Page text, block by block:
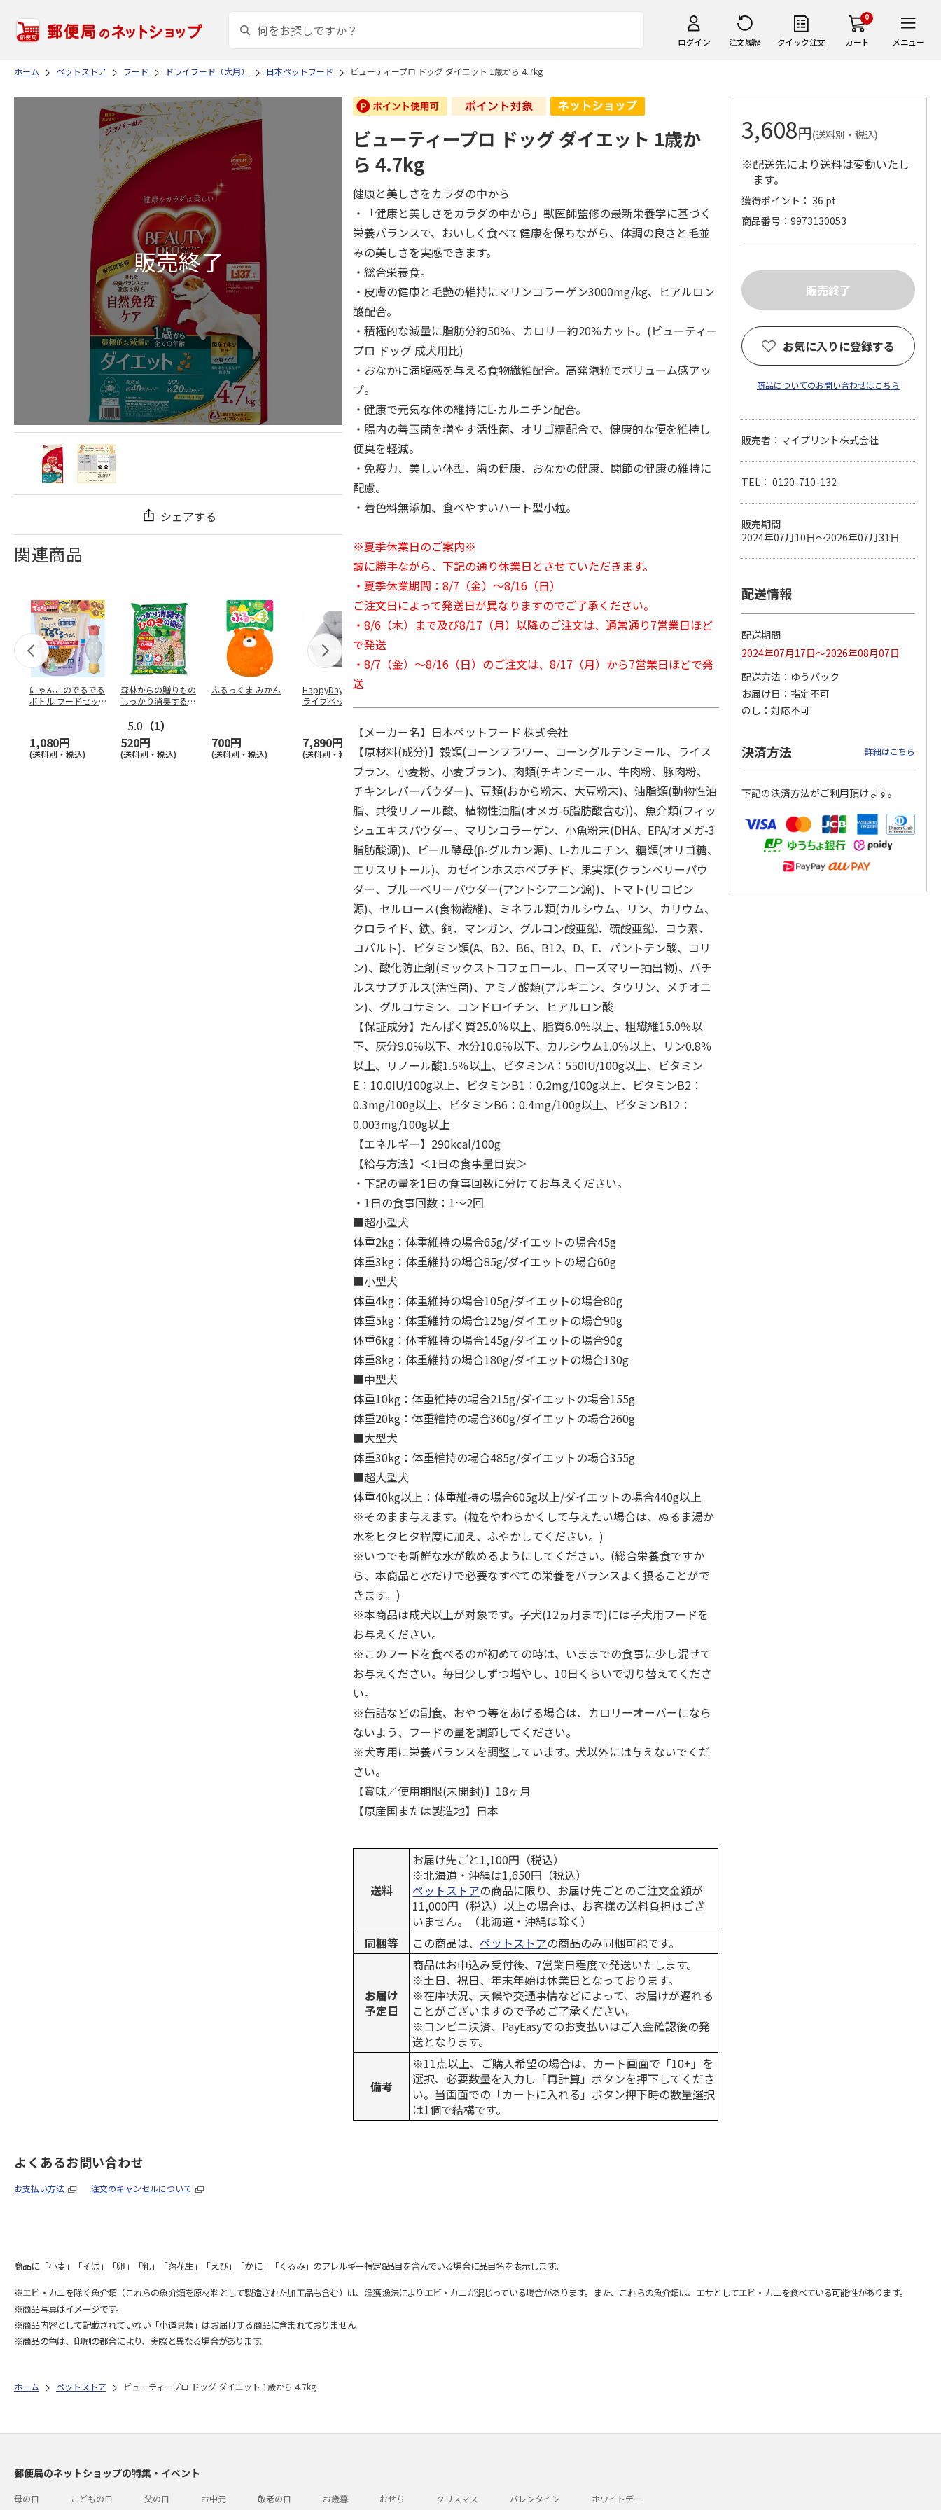
ログイン 注文履歴 クイック注文
0
カート メニュー
ホーム ペットストア フード ドライフード（犬用） 日本ペットフード ビューティープロ ドッグ ダイエット 1歳から 4.7kg
シェアする
関連商品
にゃんこのでるでる
ボトル フードセッ
1,080円
(送料別・税込)
森林からの贈りもの
しっかり消臭するひ
5.0 （1）
520円
(送料別・税込)
ふるっくま みかん
700円
(送料別・税込)
HappyDays 2wayド
ライブベッド グレ
7,890円
(送料別・税込)
イレ ナチュラルグ
1,550円
(送料別・税込)
ンド 4L
1,320円
(送料別・税込)
ぐるぐるボーン型 S
470円
(送料別・税込)
こ用 まぐろ・かつ
(送料別・税込)
ペット線香 虹のか
なた フルーティフ
ローラルの香り
590円
(送料別・税込) (送料別・税込)
ビューティープロ ドッグ ダイエット 1歳か
ら 4.7kg
健康と美しさをカラダの中から
・「健康と美しさをカラダの中から」獣医師監修の最新栄養学に基づく
栄養バランスで、おいしく食べて健康を保ちながら、体調の良さと毛並
みの美しさを実感できます。
・総合栄養食。
・皮膚の健康と毛艶の維持にマリンコラーゲン3000mg/kg、ヒアルロン
酸配合。
・積極的な減量に脂肪分約50％、カロリー約20％カット。(ビューティー
プロ ドッグ 成犬用比)
・おなかに満腹感を与える食物繊維配合。高発泡粒でボリューム感アッ
プ。
・健康で元気な体の維持にL-カルニチン配合。
・腸内の善玉菌を増やす活性菌、オリゴ糖配合で、健康的な便を維持し
便臭を軽減。
・免疫力、美しい体型、歯の健康、おなかの健康、関節の健康の維持に
配慮。
・着色料無添加、食べやすいハート型小粒。
※夏季休業日のご案内※
誠に勝手ながら、下記の通り休業日とさせていただきます。
・夏季休業期間：8/7（金）～8/16（日）
ご注文日によって発送日が異なりますのでご了承ください。
・8/6（木）まで及び8/17（月）以降のご注文は、通常通り7営業日ほど
で発送
・8/7（金）～8/16（日）のご注文は、8/17（月）から7営業日ほどで発
送
【メーカー名】日本ペットフード 株式会社
【原材料(成分)】穀類(コーンフラワー、コーングルテンミール、ライス
ブラン、小麦粉、小麦ブラン)、肉類(チキンミール、牛肉粉、豚肉粉、
チキンレバーパウダー)、豆類(おから粉末、大豆粉末)、油脂類(動物性油
脂、共役リノール酸、植物性油脂(オメガ-6脂肪酸含む))、魚介類(フィッ
シュエキスパウダー、マリンコラーゲン、小魚粉末(DHA、EPA/オメガ-3
脂肪酸源))、ビール酵母(β-グルカン源)、L-カルニチン、糖類(オリゴ糖、
エリスリトール)、カゼインホスホペプチド、果実類(クランベリーパウ
ダー、ブルーベリーパウダー(アントシアニン源))、トマト(リコピン
源)、セルロース(食物繊維)、ミネラル類(カルシウム、リン、カリウム、
クロライド、鉄、銅、マンガン、グルコン酸亜鉛、硫酸亜鉛、ヨウ素、
コバルト)、ビタミン類(A、B2、B6、B12、D、E、パントテン酸、コリ
ン)、酸化防止剤(ミックストコフェロール、ローズマリー抽出物)、バチ
ルスサブチルス(活性菌)、アミノ酸類(アルギニン、タウリン、メチオニ
ン)、グルコサミン、コンドロイチン、ヒアルロン酸
【保証成分】たんぱく質25.0％以上、脂質6.0％以上、粗繊維15.0％以
下、灰分9.0％以下、水分10.0％以下、カルシウム1.0％以上、リン0.8％
以上、リノール酸1.5％以上、ビタミンA：550IU/100g以上、ビタミン
E：10.0IU/100g以上、ビタミンB1：0.2mg/100g以上、ビタミンB2：
0.3mg/100g以上、ビタミンB6：0.4mg/100g以上、ビタミンB12：
0.003mg/100g以上
【エネルギー】290kcal/100g
【給与方法】＜1日の食事量目安＞
・下記の量を1日の食事回数に分けてお与えください。
・1日の食事回数：1～2回
■超小型犬
体重2kg：体重維持の場合65g/ダイエットの場合45g
体重3kg：体重維持の場合85g/ダイエットの場合60g
■小型犬
体重4kg：体重維持の場合105g/ダイエットの場合80g
体重5kg：体重維持の場合125g/ダイエットの場合90g
体重6kg：体重維持の場合145g/ダイエットの場合90g
体重8kg：体重維持の場合180g/ダイエットの場合130g
■中型犬
体重10kg：体重維持の場合215g/ダイエットの場合155g
体重20kg：体重維持の場合360g/ダイエットの場合260g
■大型犬
体重30kg：体重維持の場合485g/ダイエットの場合355g
■超大型犬
体重40kg以上：体重維持の場合605g以上/ダイエットの場合440g以上
※そのまま与えます。(粒をやわらかくして与えたい場合は、ぬるま湯か
水をヒタヒタ程度に加え、ふやかしてください。)
※いつでも新鮮な水が飲めるようにしてください。(総合栄養食ですか
ら、本商品と水だけで必要なすべての栄養をバランスよく摂ることがで
きます。)
※本商品は成犬以上が対象です。子犬(12ヵ月まで)には子犬用フードを
お与えください。
※このフードを食べるのが初めての時は、いままでの食事に少し混ぜて
お与えください。毎日少しずつ増やし、10日くらいで切り替えてくださ
い。
※缶詰などの副食、おやつ等をあげる場合は、カロリーオーバーになら
ないよう、フードの量を調節してください。
※犬専用に栄養バランスを調整しています。犬以外には与えないでくだ
さい。
【賞味／使用期限(未開封)】18ヶ月
【原産国または製造地】日本
送料
お届け先ごと1,100円（税込）
※北海道・沖縄は1,650円（税込）
ペットストアの商品に限り、お届け先ごとのご注文金額が
11,000円（税込）以上の場合は、お客様の送料負担はござ
いません。（北海道・沖縄は除く）
同梱等
この商品は、ペットストアの商品のみ同梱可能です。
お届け
予定日
商品はお申込み受付後、7営業日程度で発送いたします。
※土日、祝日、年末年始は休業日となっております。
※在庫状況、天候や交通事情などによって、お届けが遅れる
ことがございますので予めご了承ください。
※コンビニ決済、PayEasyでのお支払いはご入金確認後の発
送となります。
備考
※11点以上、ご購入希望の場合は、カート画面で「10+」を
選択、必要数量を入力し「再計算」ボタンを押下してくださ
い。当画面での「カートに入れる」ボタン押下時の数量選択
は1個で結構です。
3,608円(送料別・税込)
※配送先により送料は変動いたし
ます。
獲得ポイント： 36 pt
商品番号
9973130053
お気に入りに登録する
商品についてのお問い合わせはこちら
販売者：マイプリント株式会社
TEL： 0120-710-132
販売期間
2024年07月10日～2026年07月31日
配送情報
配送期間
2024年07月17日～2026年08月07日
配送方法
ゆうパック
お届け日
指定不可
のし
対応不可
決済方法 詳細はこちら
下記の決済方法がご利用頂けます。
よくあるお問い合わせ
お支払い方法 注文のキャンセルについて
商品に「小麦」「そば」「卵」「乳」「落花生」「えび」「かに」「くるみ」のアレルギー特定8品目を含んでいる場合に品目名を表示します。
※エビ・カニを除く魚介類（これらの魚介類を原材料として製造された加工品も含む）は、漁獲漁法によりエビ・カニが混じっている場合があります。また、これらの魚介類は、エサとしてエビ・カニを食べている可能性があります。
※商品写真はイメージです。
※商品内容として記載されていない「小道具類」はお届けする商品に含まれておりません。
※商品の色は、印刷の都合により、実際と異なる場合があります。
ホーム ペットストア ビューティープロ ドッグ ダイエット 1歳から 4.7kg
郵便局のネットショップの特集・イベント
母の日 こどもの日 父の日 お中元 敬老の日 お歳暮 おせち クリスマス バレンタイン ホワイトデー